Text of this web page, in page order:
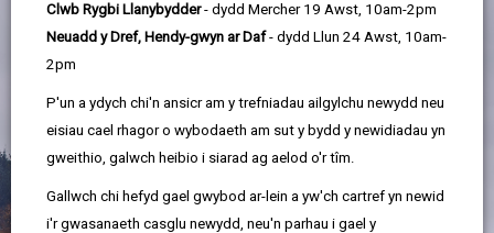
Clwb Rygbi Llanybydder- dydd Mercher 19 Awst, 10am-2pm
Neuadd y Dref, Hendy-gwyn ar Daf- dydd Llun 24 Awst, 10am-
2pm
P'un a ydych chi'n ansicr am y trefniadau ailgylchu newydd neu
eisiau cael rhagor o wybodaeth am sut y bydd y newidiadau yn
gweithio, galwch heibio i siarad ag aelod o'r tîm.
Gallwch chi hefyd gael gwybod ar-lein a yw'ch cartref yn newid
i'r gwasanaeth casglu newydd, neu'n parhau i gael y